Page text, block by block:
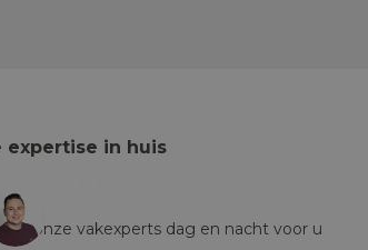
expertise in huis
onze vakexperts dag en nacht voor u